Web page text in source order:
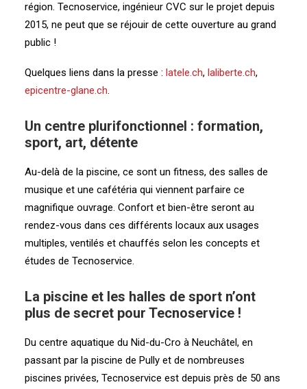
région. Tecnoservice, ingénieur CVC sur le projet depuis
2015, ne peut que se réjouir de cette ouverture au grand
public !
Quelques liens dans la presse : latele.ch, laliberte.ch,
epicentre-glane.ch.
Un centre plurifonctionnel : formation,
sport, art, détente
Au-delà de la piscine, ce sont un fitness, des salles de
musique et une cafétéria qui viennent parfaire ce
magnifique ouvrage. Confort et bien-être seront au
rendez-vous dans ces différents locaux aux usages
multiples, ventilés et chauffés selon les concepts et
études de Tecnoservice.
La piscine et les halles de sport n’ont
plus de secret pour Tecnoservice !
Du centre aquatique du Nid-du-Cro à Neuchâtel, en
passant par la piscine de Pully et de nombreuses
piscines privées, Tecnoservice est depuis près de 50 ans